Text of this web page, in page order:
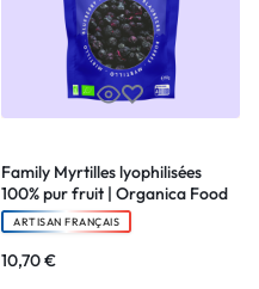
Family Myrtilles lyophilisées
100% pur fruit | Organica Food
ARTISAN FRANÇAIS
10,70€